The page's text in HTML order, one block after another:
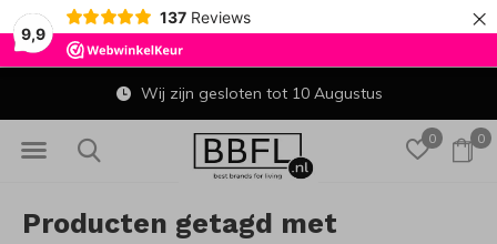
9,9
137 Reviews ×
0 0
Wij zijn gesloten tot 10 Augustus
Producten getagd met